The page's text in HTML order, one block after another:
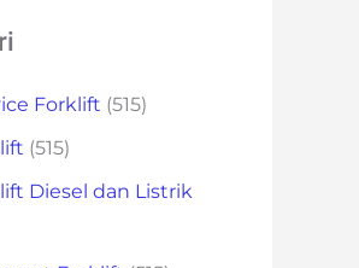
Forklift (515)
(515)
Diesel dan Listrik